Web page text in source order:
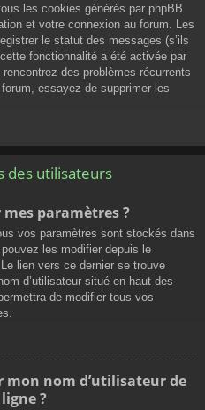
les cookies générés par phpBB
et votre connexion au forum. Les
le statut des messages (s’ils
fonctionnalité a été activée par
des problèmes récurrents
essayez de supprimer les
des utilisateurs
paramètres ?
vos paramètres sont stockés dans
les modifier depuis le
lien vers ce dernier se trouve
d’utilisateur situé en haut des
de modifier tous vos
mon nom d’utilisateur de
?